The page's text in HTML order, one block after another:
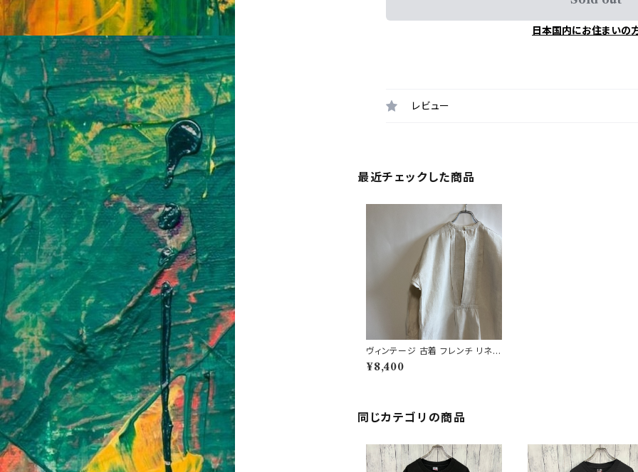
日本国内にお住まいの
レビュー
最近チェックした商品
ヴィンテージ 古着 フレンチ リネン
シャツ グランパシャツ プルオーバ
ーシャツ ビンテージ
¥8,400
同じカテゴリの商品